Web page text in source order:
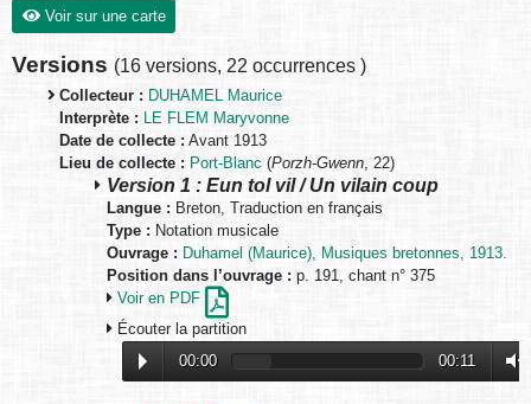
Voir sur une carte
Versions (16 versions, 22 occurrences )
Collecteur : DUHAMEL Maurice
Interprète : LE FLEM Maryvonne
Date de collecte : Avant 1913
Lieu de collecte : Port-Blanc (Porzh-Gwenn, 22)
Version 1 : Eun tol vil / Un vilain coup
Langue : Breton, Traduction en français
Type : Notation musicale
Ouvrage : Duhamel (Maurice), Musiques bretonnes, 1913.
Position dans l’ouvrage : p. 191, chant n° 375
Voir en PDF
Écouter la partition
00:00
00:11